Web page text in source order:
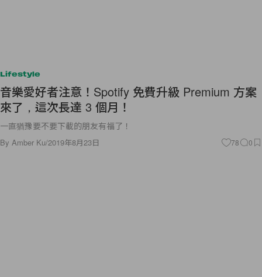
Lifestyle
音樂愛好者注意！Spotify 免費升級 Premium 方案
來了，這次長達 3 個月！
一直猶豫要不要下載的朋友有福了！
By Amber Ku/2019年8月23日 78 0